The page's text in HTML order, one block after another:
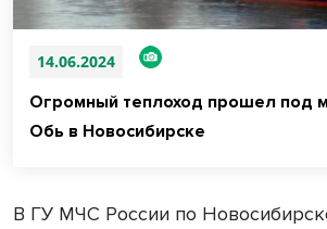
14.06.2024
Огромный теплоход прошел под
Обь в Новосибирске
В ГУ МЧС России по